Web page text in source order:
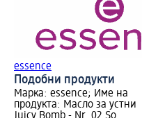
essence
Подобни продукти
Марка: essence; Име на
продукта: Масло за устни